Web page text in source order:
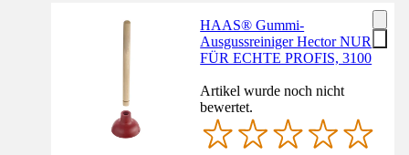
HAAS® Gummi-
Ausgussreiniger Hector NUR
FÜR ECHTE PROFIS, 3100
Artikel wurde noch nicht
bewertet.